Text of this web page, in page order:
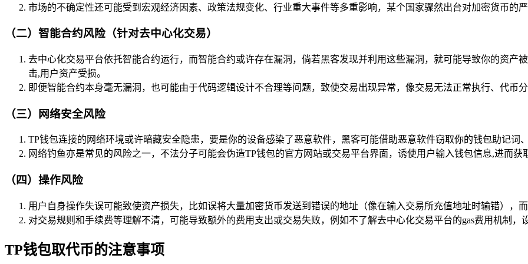
市场的不确定性还可能受到宏观经济因素、政策法规变化、行业重大事件等多重影响，某个国家骤然出台对加密货币的
（二）智能合约风险（针对去中心化交易）
去中心化交易平台依托智能合约运行，而智能合约或许存在漏洞，倘若黑客发现并利用这些漏洞，就可能导致你的资产
击,用户资产受损。
即便智能合约本身毫无漏洞，也可能由于代码逻辑设计不合理等问题，致使交易出现异常，像交易无法正常执行、代币
（三）网络安全风险
TP钱包连接的网络环境或许暗藏安全隐患，要是你的设备感染了恶意软件，黑客可能借助恶意软件窃取你的钱包助记词
网络钓鱼亦是常见的风险之一，不法分子可能会伪造TP钱包的官方网站或交易平台界面，诱使用户输入钱包信息,进而获
（四）操作风险
用户自身操作失误可能致使资产损失，比如误将大量加密货币发送到错误的地址（像在输入交易所充值地址时输错），
对交易规则和手续费等理解不清，可能导致额外的费用支出或交易失败，例如不了解去中心化交易平台的gas费用机制，
TP钱包取代币的注意事项